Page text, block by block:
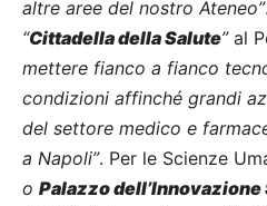
altre aree del nostro Ateneo”
“Cittadella della Salute”al
mettere fianco a fianco
condizioni affinché grandi
del settore medico e
a Napoli”. Per le Scienze
o Palazzo